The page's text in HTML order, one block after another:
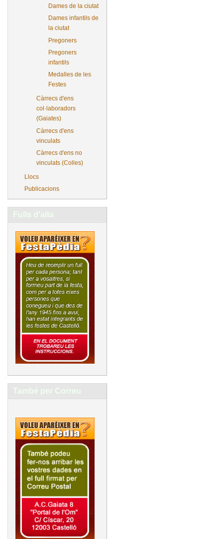
Dames de la ciutat
Dames infantils de
la ciutat
Pregoners
Pregoners
infantils
Medalles de les
Festes
Càrrecs d'ens
col·laboradors
(Gaiates)
Càrrecs d'ens
vinculats
Càrrecs d'ens no
vinculats (Colles)
Llocs
Publicacions
Fulls d'alta
També per Correu